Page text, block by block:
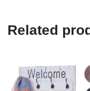
Related